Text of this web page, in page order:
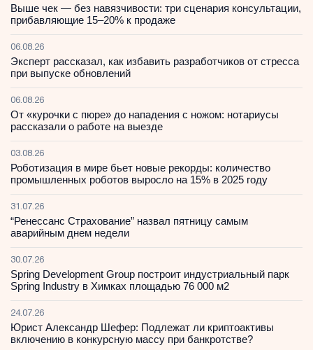
Выше чек — без навязчивости: три сценария консультации,
прибавляющие 15–20% к продаже
06.08.26
Эксперт рассказал, как избавить разработчиков от стресса
при выпуске обновлений
06.08.26
От «курочки с пюре» до нападения с ножом: нотариусы
рассказали о работе на выезде
03.08.26
Роботизация в мире бьет новые рекорды: количество
промышленных роботов выросло на 15% в 2025 году
31.07.26
“Ренессанс Страхование” назвал пятницу самым
аварийным днем недели
30.07.26
Spring Development Group построит индустриальный парк
Spring Industry в Химках площадью 76 000 м2
24.07.26
Юрист Александр Шефер: Подлежат ли криптоактивы
включению в конкурсную массу при банкротстве?